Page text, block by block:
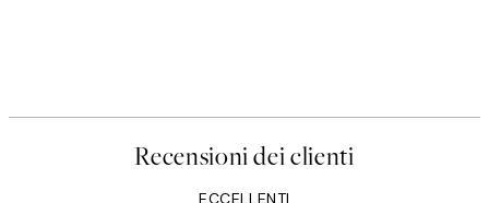
Recensioni dei clienti
ECCELLENTI